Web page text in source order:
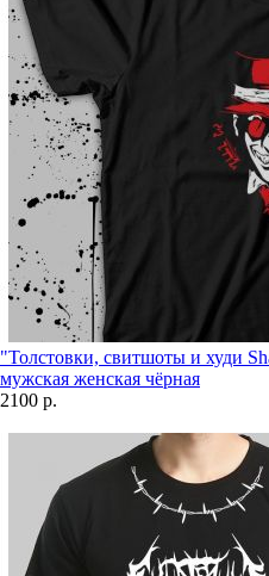
"Толстовки, свитшоты и худи
мужская женская чёрная
2100 р.